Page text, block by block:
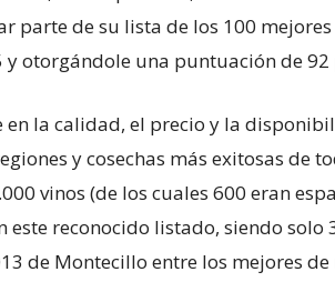
parte de su lista de los 100
y otorgándole una puntuación de 92
en la calidad, el precio y la
y cosechas más exitosas de
vinos (de los cuales 600 eran
este reconocido listado, siendo solo
de Montecillo entre los mejores